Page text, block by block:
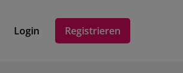
Login Registrieren